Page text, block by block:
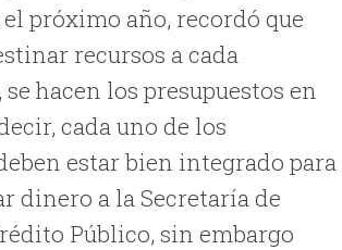
próximo año, recordó que
recursos a cada
hacen los presupuestos en
cada uno de los
estar bien integrado para
dinero a la Secretaría de
Público, sin embargo